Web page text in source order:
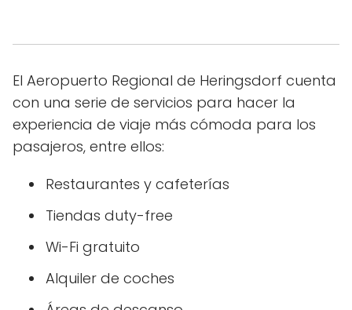
El Aeropuerto Regional de Heringsdorf cuenta
con una serie de servicios para hacer la
experiencia de viaje más cómoda para los
pasajeros, entre ellos:
Restaurantes y cafeterías
Tiendas duty-free
Wi-Fi gratuito
Alquiler de coches